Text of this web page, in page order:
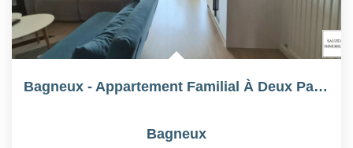
Bagneux - Appartement Familial À Deux Pas Du Métro
Bagneux